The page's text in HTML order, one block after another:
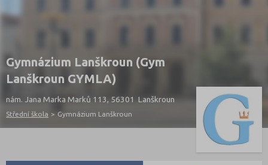
Gymnázium Lanškroun (Gym
Lanškroun GYMLA)
nám. Jana Marka Marků 113, 56301 Lanškroun
Střední škola > Gymnázium Lanškroun